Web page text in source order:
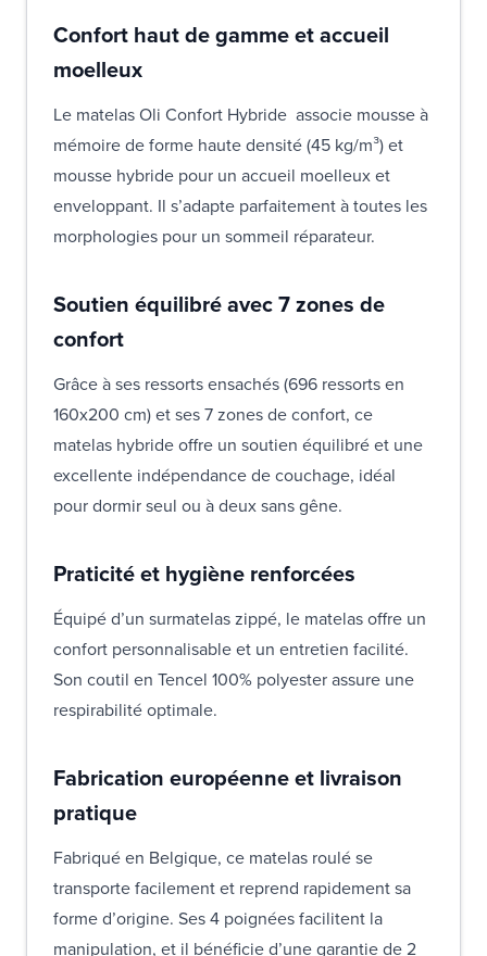
Confort haut de gamme et accueil
moelleux
Le matelas Oli Confort Hybride associe mousse à
mémoire de forme haute densité (45 kg/m³) et
mousse hybride pour un accueil moelleux et
enveloppant. Il s’adapte parfaitement à toutes les
morphologies pour un sommeil réparateur.
Soutien équilibré avec 7 zones de
confort
Grâce à ses ressorts ensachés (696 ressorts en
160x200 cm) et ses 7 zones de confort, ce
matelas hybride offre un soutien équilibré et une
excellente indépendance de couchage, idéal
pour dormir seul ou à deux sans gêne.
Praticité et hygiène renforcées
Équipé d’un surmatelas zippé, le matelas offre un
confort personnalisable et un entretien facilité.
Son coutil en Tencel 100% polyester assure une
respirabilité optimale.
Fabrication européenne et livraison
pratique
Fabriqué en Belgique, ce matelas roulé se
transporte facilement et reprend rapidement sa
forme d’origine. Ses 4 poignées facilitent la
manipulation, et il bénéficie d’une garantie de 2